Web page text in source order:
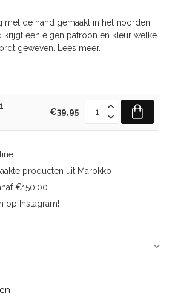
met de hand gemaakt in het noorden
krijgt een eigen patroon en kleur welke
geweven. Lees meer.
€39,95
producten uit Marokko
€150,00
op Instagram!